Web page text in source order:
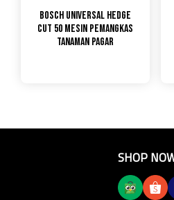
Bosch Universal Hedge
Cut 50 Mesin Pemangkas
Tanaman Pagar
SHOP